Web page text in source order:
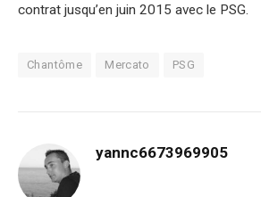
contrat jusqu’en juin 2015 avec le PSG.
Chantôme Mercato PSG
yannc6673969905